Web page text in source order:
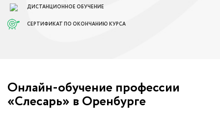
ДИСТАНЦИОННОЕ ОБУЧЕНИЕ
СЕРТИФИКАТ ПО ОКОНЧАНИЮ КУРСА
Онлайн-обучение профессии
«Слесарь» в Оренбурге